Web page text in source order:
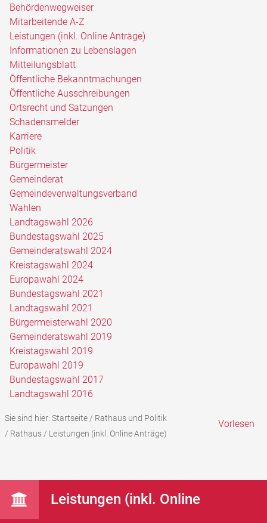
Behördenwegweiser
Mitarbeitende A-Z
Leistungen (inkl. Online Anträge)
Informationen zu Lebenslagen
Mitteilungsblatt
Öffentliche Bekanntmachungen
Öffentliche Ausschreibungen
Ortsrecht und Satzungen
Schadensmelder
Karriere
Politik
Bürgermeister
Gemeinderat
Gemeindeverwaltungsverband
Wahlen
Landtagswahl 2026
Bundestagswahl 2025
Gemeinderatswahl 2024
Kreistagswahl 2024
Europawahl 2024
Bundestagswahl 2021
Landtagswahl 2021
Bürgermeisterwahl 2020
Gemeinderatswahl 2019
Kreistagswahl 2019
Europawahl 2019
Bundestagswahl 2017
Landtagswahl 2016
Sie sind hier: Startseite/ Rathaus und Politik
/ Rathaus/ Leistungen (inkl. Online Anträge)
Vorlesen
Leistungen (inkl. Online